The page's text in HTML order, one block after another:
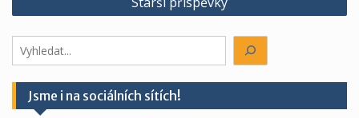
pro
příspěvky
Hledáte
něco?
Jsme i na sociálních sítích!